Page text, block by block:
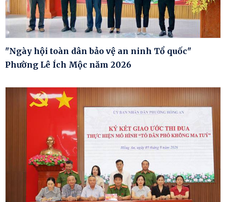
"Ngày hội toàn dân bảo vệ an ninh Tổ quốc"
Phường Lê Ích Mộc năm 2026